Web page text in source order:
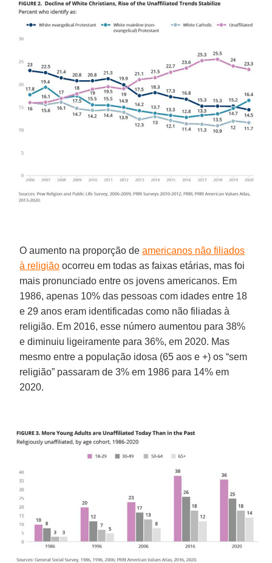
O aumento na proporção deamericanos não filiados
à religião ocorreu em todas as faixas etárias, mas foi
mais pronunciado entre os jovens americanos. Em
1986, apenas 10% das pessoas com idades entre 18
e 29 anos eram identificadas como não filiadas à
religião. Em 2016, esse número aumentou para 38%
e diminuiu ligeiramente para 36%, em 2020. Mas
mesmo entre a população idosa (65 aos e +) os “sem
religião” passaram de 3% em 1986 para 14% em
2020.